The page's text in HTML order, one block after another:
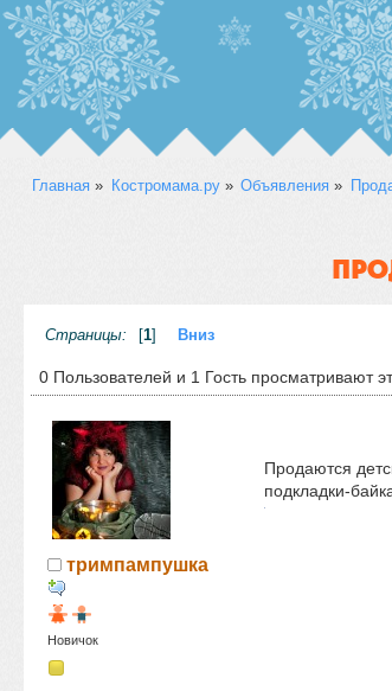
Главная » Костромама.ру» Объявления »
Страницы: 1 Вниз
0 Пользователей и 1 Гость просматривают
тримпампушка
Новичок
Продаются
подкладки-